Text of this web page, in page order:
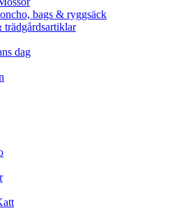
bags & ryggsäck
dag